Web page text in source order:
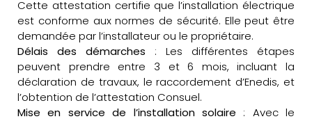
Cette attestation certifie que l’installation électrique
est conforme aux normes de sécurité. Elle peut être
demandée par l’installateur ou le propriétaire.
Délais des démarches : Les différentes étapes
peuvent prendre entre 3 et 6 mois, incluant la
déclaration de travaux, le raccordement d’Enedis, et
l’obtention de l’attestation Consuel.
Mise en service de l’installation solaire : Avec le